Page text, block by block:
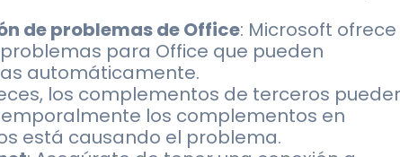
de problemas de Office: Microsoft ofrece
para Office que pueden
automáticamente.
los complementos de terceros
los complementos en
está causando el problema.